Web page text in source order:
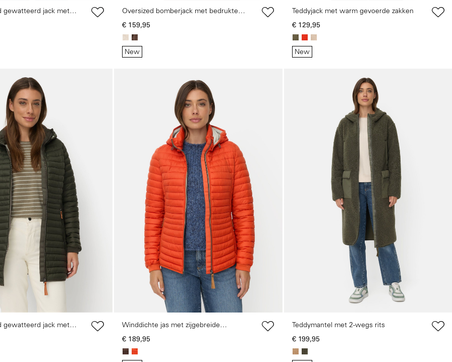
gewatteerd jack met
Oversized bomberjack met bedrukte
voering
€ 159,95
New
Teddyjack met warm gevoerde zakken
€ 129,95
New
gewatteerd jack met
Winddichte jas met zijgebreide
inzetstukken
€ 189,95
Teddymantel met 2-wegs rits
€ 199,95